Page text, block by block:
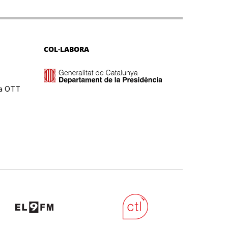
OTT
COL·LABORA